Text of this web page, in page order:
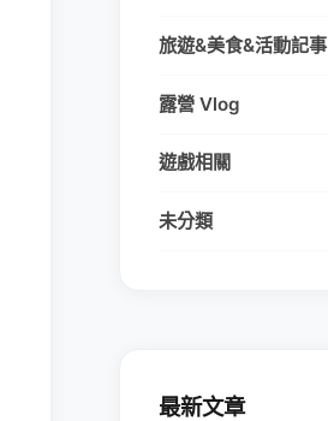
旅遊&美食&活動記事
露營 Vlog
遊戲相關
未分類
最新文章